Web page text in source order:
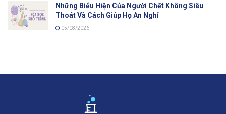
Những Biểu Hiện Của Người Chết Không Siêu
Thoát Và Cách Giúp Họ An Nghỉ
05/08/2026